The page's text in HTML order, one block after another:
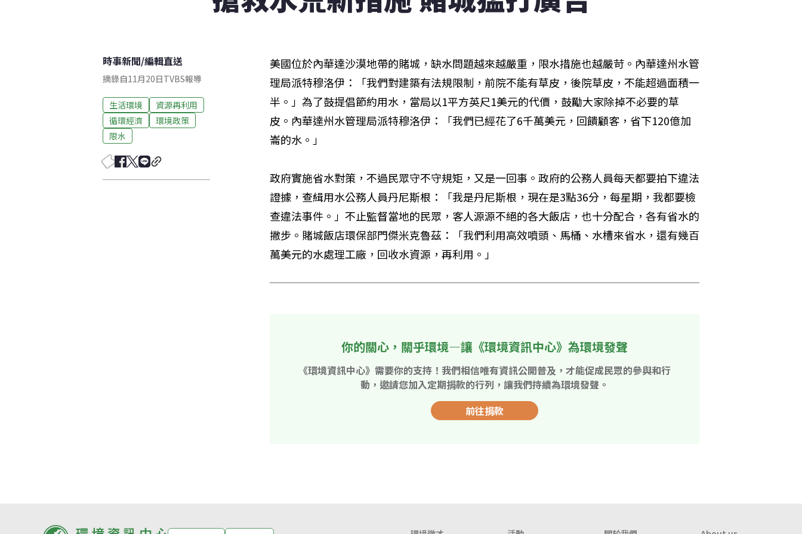
時事新聞/編輯直送
摘錄自11月20日TVBS報導
生活環境
資源再利用
循環經濟
環境政策
限水
美國位於內華達沙漠地帶的賭城，缺水問題越來越嚴重，限水措施也越嚴苛。內華達州水管
理局派特穆洛伊：「我們對建築有法規限制，前院不能有草皮，後院草皮，不能超過面積一
半。」為了鼓提倡節約用水，當局以1平方英尺1美元的代價，鼓勵大家除掉不必要的草
皮。內華達州水管理局派特穆洛伊：「我們已經花了6千萬美元，回饋顧客，省下120億加
崙的水。」
政府實施省水對策，不過民眾守不守規矩，又是一回事。政府的公務人員每天都要拍下違法
證據，查緝用水公務人員丹尼斯根：「我是丹尼斯根，現在是3點36分，每星期，我都要檢
查違法事件。」不止監督當地的民眾，客人源源不絕的各大飯店，也十分配合，各有省水的
撇步。賭城飯店環保部門傑米克魯茲：「我們利用高效噴頭、馬桶、水槽來省水，還有幾百
萬美元的水處理工廠，回收水資源，再利用。」
你的關心，關乎環境—讓《環境資訊中心》為環境發聲
《環境資訊中心》需要你的支持！我們相信唯有資訊公開普及，才能促成民眾的參與和行
動，邀請您加入定期捐款的行列，讓我們持續為環境發聲。
前往捐款